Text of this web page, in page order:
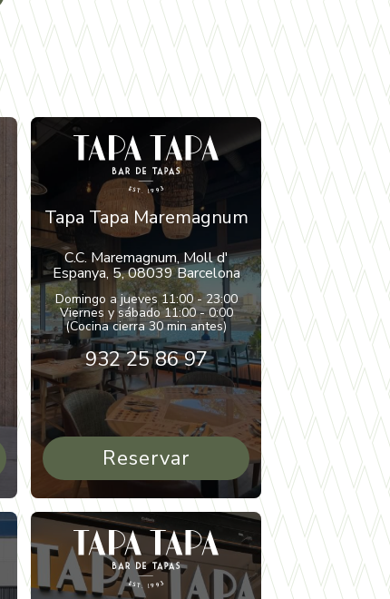
Tapa Tapa Maremagnum
C.C. Maremagnum, Moll d'
Espanya, 5, 08039 Barcelona
Domingo a jueves 11:00 - 23:00
Viernes y sábado 11:00 - 0:00
(Cocina cierra 30 min antes)
932 25 86 97
Reservar